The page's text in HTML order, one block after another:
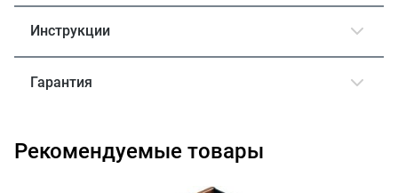
Инструкции
Гарантия
Рекомендуемые товары